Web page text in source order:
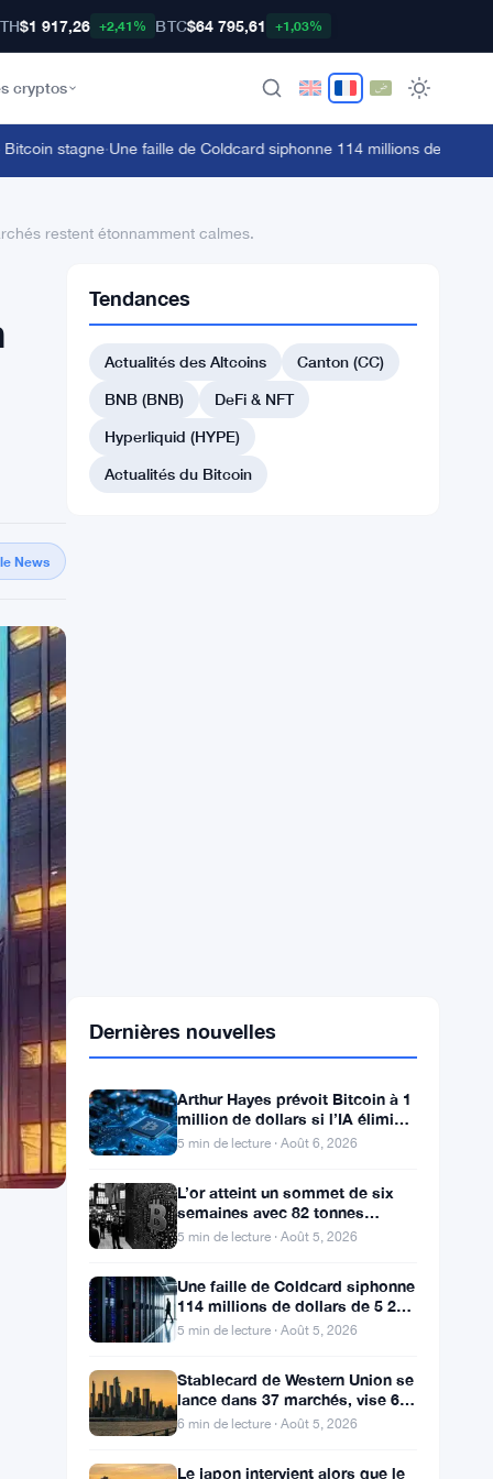
$1 917,26 +2,41% BTC$64 795,61 +1,03%
cryptos
stagne·Une faille de Coldcard siphonne 114 millions de dollars
restent étonnamment calmes.
News
Tendances
Actualités des Altcoins
Canton (CC)
BNB (BNB)
DeFi & NFT
Hyperliquid (HYPE)
Actualités du Bitcoin
Arthur Hayes prévoit Bitcoin à 1
les emplois de bureau
5 min de lecture · Août 6, 2026
L’or atteint un sommet de six
achetées par la Chine, le Bitcoin
5 min de lecture · Août 5, 2026